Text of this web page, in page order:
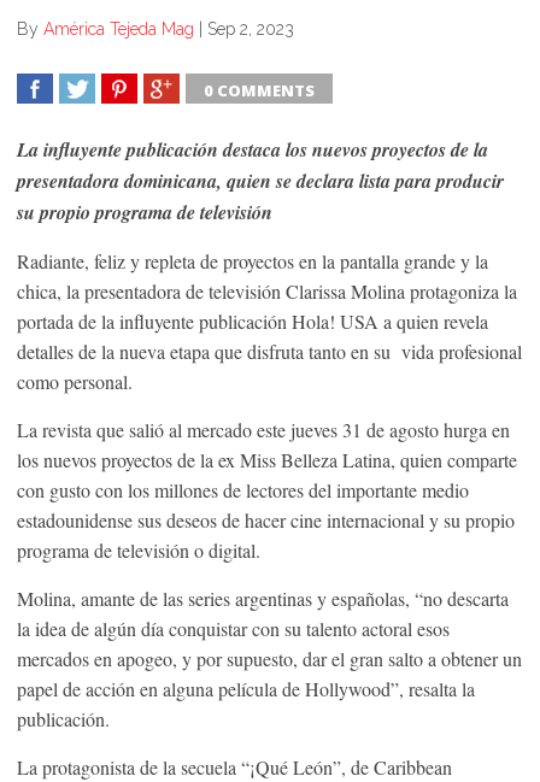
By América Tejeda Mag | Sep 2, 2023
0 COMMENTS
La influyente publicación destaca los nuevos proyectos de la
presentadora dominicana, quien se declara lista para producir
su propio programa de televisión
Radiante, feliz y repleta de proyectos en la pantalla grande y la
chica, la presentadora de televisión Clarissa Molina protagoniza la
portada de la influyente publicación Hola! USA a quien revela
detalles de la nueva etapa que disfruta tanto en su vida profesional
como personal.
La revista que salió al mercado este jueves 31 de agosto hurga en
los nuevos proyectos de la ex Miss Belleza Latina, quien comparte
con gusto con los millones de lectores del importante medio
estadounidense sus deseos de hacer cine internacional y su propio
programa de televisión o digital.
Molina, amante de las series argentinas y españolas, “no descarta
la idea de algún día conquistar con su talento actoral esos
mercados en apogeo, y por supuesto, dar el gran salto a obtener un
papel de acción en alguna película de Hollywood”, resalta la
publicación.
La protagonista de la secuela “¡Qué León”, de Caribbean